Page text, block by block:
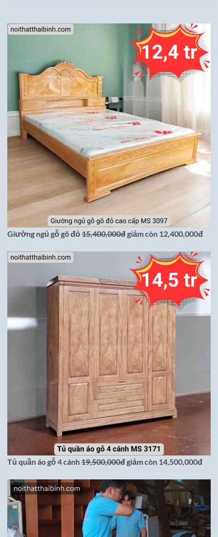
Giường ngủ gỗ gõ đỏ 15,400,000đgiảm còn 12,400,000đ
Tủ quần áo gỗ 4 cánh19,500,000đgiảm còn 14,500,000đ